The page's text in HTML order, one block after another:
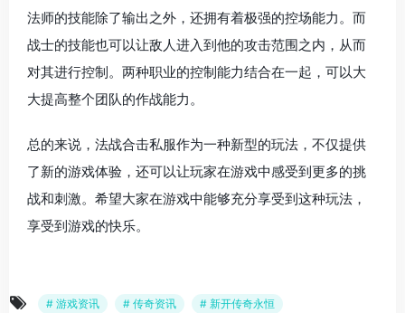
法师的技能除了输出之外，还拥有着极强的控场能力。而
战士的技能也可以让敌人进入到他的攻击范围之内，从而
对其进行控制。两种职业的控制能力结合在一起，可以大
大提高整个团队的作战能力。
总的来说，法战合击私服作为一种新型的玩法，不仅提供
了新的游戏体验，还可以让玩家在游戏中感受到更多的挑
战和刺激。希望大家在游戏中能够充分享受到这种玩法，
享受到游戏的快乐。
# 游戏资讯 # 传奇资讯
# 新开传奇永恒